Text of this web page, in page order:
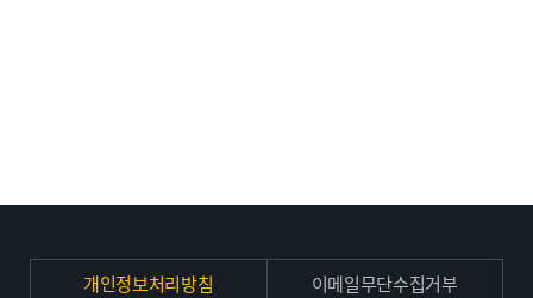
개인정보처리방침
이메일무단수집거부